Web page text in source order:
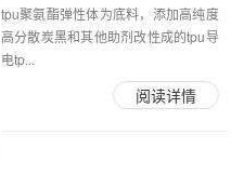
tpu聚氨酯弹性体为底料，添加高纯度
高分散炭黑和其他助剂改性成的tpu导
电tp...
阅读详情